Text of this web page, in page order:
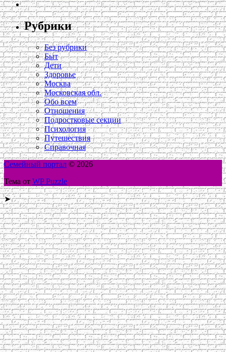
Рубрики
Без рубрики
Быт
Дети
Здоровье
Москва
Московская обл.
Обо всем
Отношения
Подростковые секции
Психология
Путешествия
Справочная
Семейный портал © 2026
Тема от WP Puzzle
➤